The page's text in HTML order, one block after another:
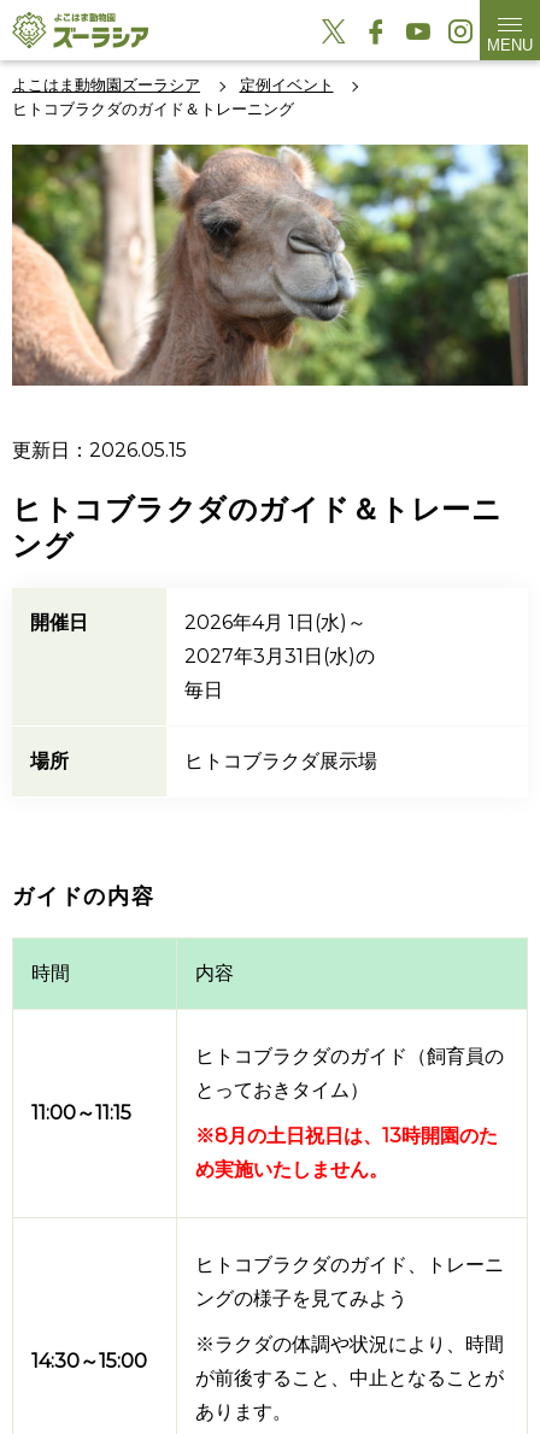
MENU
よこはま動物園ズーラシア
定例イベント
ヒトコブラクダのガイド＆トレーニング
更新日：2026.05.15
ヒトコブラクダのガイド＆トレーニ
ング
開催日
2026年4月 1日(水)～
2027年3月31日(水)の
毎日
場所 ヒトコブラクダ展示場
ガイドの内容
時間 内容
11:00～11:15
ヒトコブラクダのガイド（飼育員の
とっておきタイム）
※8月の土日祝日は、13時開園のた
め実施いたしません。
14:30～15:00
ヒトコブラクダのガイド、トレーニ
ングの様子を見てみよう
※ラクダの体調や状況により、時間
が前後すること、中止となることが
あります。